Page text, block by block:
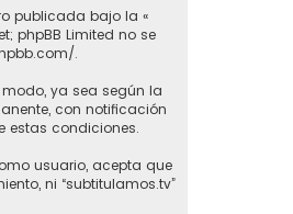
publicada bajo la «
phpBB Limited no se
.
ya sea según la
con notificación
estas condiciones.
usuario, acepta que
ni “subtitulamos.tv”